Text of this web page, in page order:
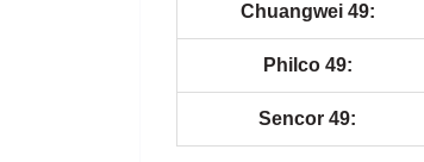
Chuangwei 49:
Philco 49:
Sencor 49: